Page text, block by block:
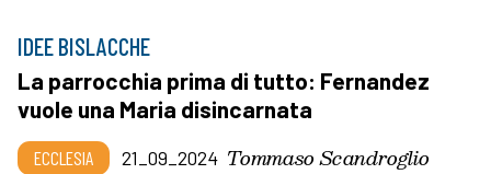
IDEE BISLACCHE
La parrocchia prima di tutto: Fernandez
vuole una Maria disincarnata
ECCLESIA 21_09_2024 Tommaso Scandroglio